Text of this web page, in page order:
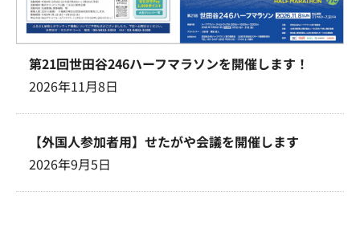
第21回世田谷246ハーフマラソンを開催します！
2026年11月8日
【外国人参加者用】せたがや会議を開催します
2026年9月5日